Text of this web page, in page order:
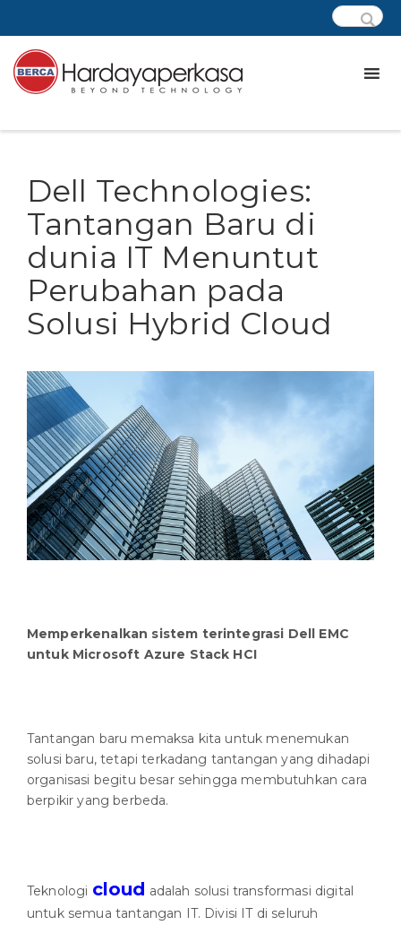
Dell Technologies:
Tantangan Baru di
dunia IT Menuntut
Perubahan pada
Solusi Hybrid Cloud
Memperkenalkan sistem terintegrasi Dell EMC
untuk Microsoft Azure Stack HCI
Tantangan baru memaksa kita untuk menemukan
solusi baru, tetapi terkadang tantangan yang dihadapi
organisasi begitu besar sehingga membutuhkan cara
berpikir yang berbeda.
Teknologi cloud adalah solusi transformasi digital
untuk semua tantangan IT. Divisi IT di seluruh